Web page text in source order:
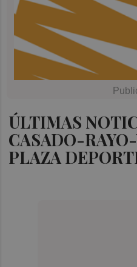
ÚLTIMAS
CASADO-
PLAZA